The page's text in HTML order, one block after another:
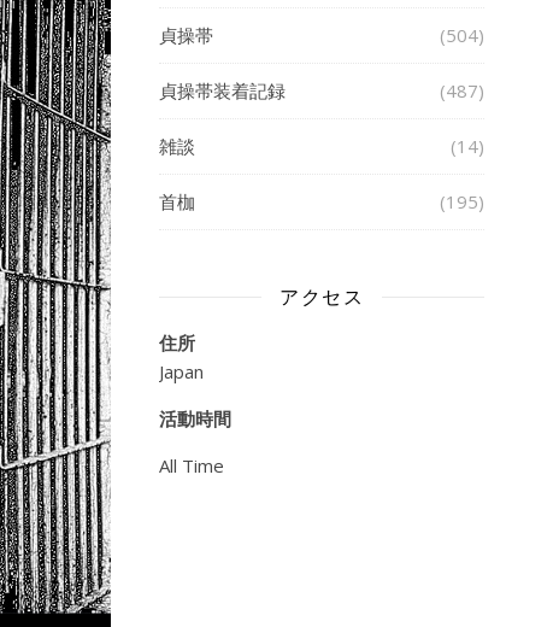
貞操帯 (504)
貞操帯装着記録 (487)
雑談 (14)
首枷 (195)
アクセス
住所
Japan
活動時間
All Time